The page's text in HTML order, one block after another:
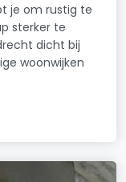
je om rustig te
sterker te
dicht bij
woonwijken